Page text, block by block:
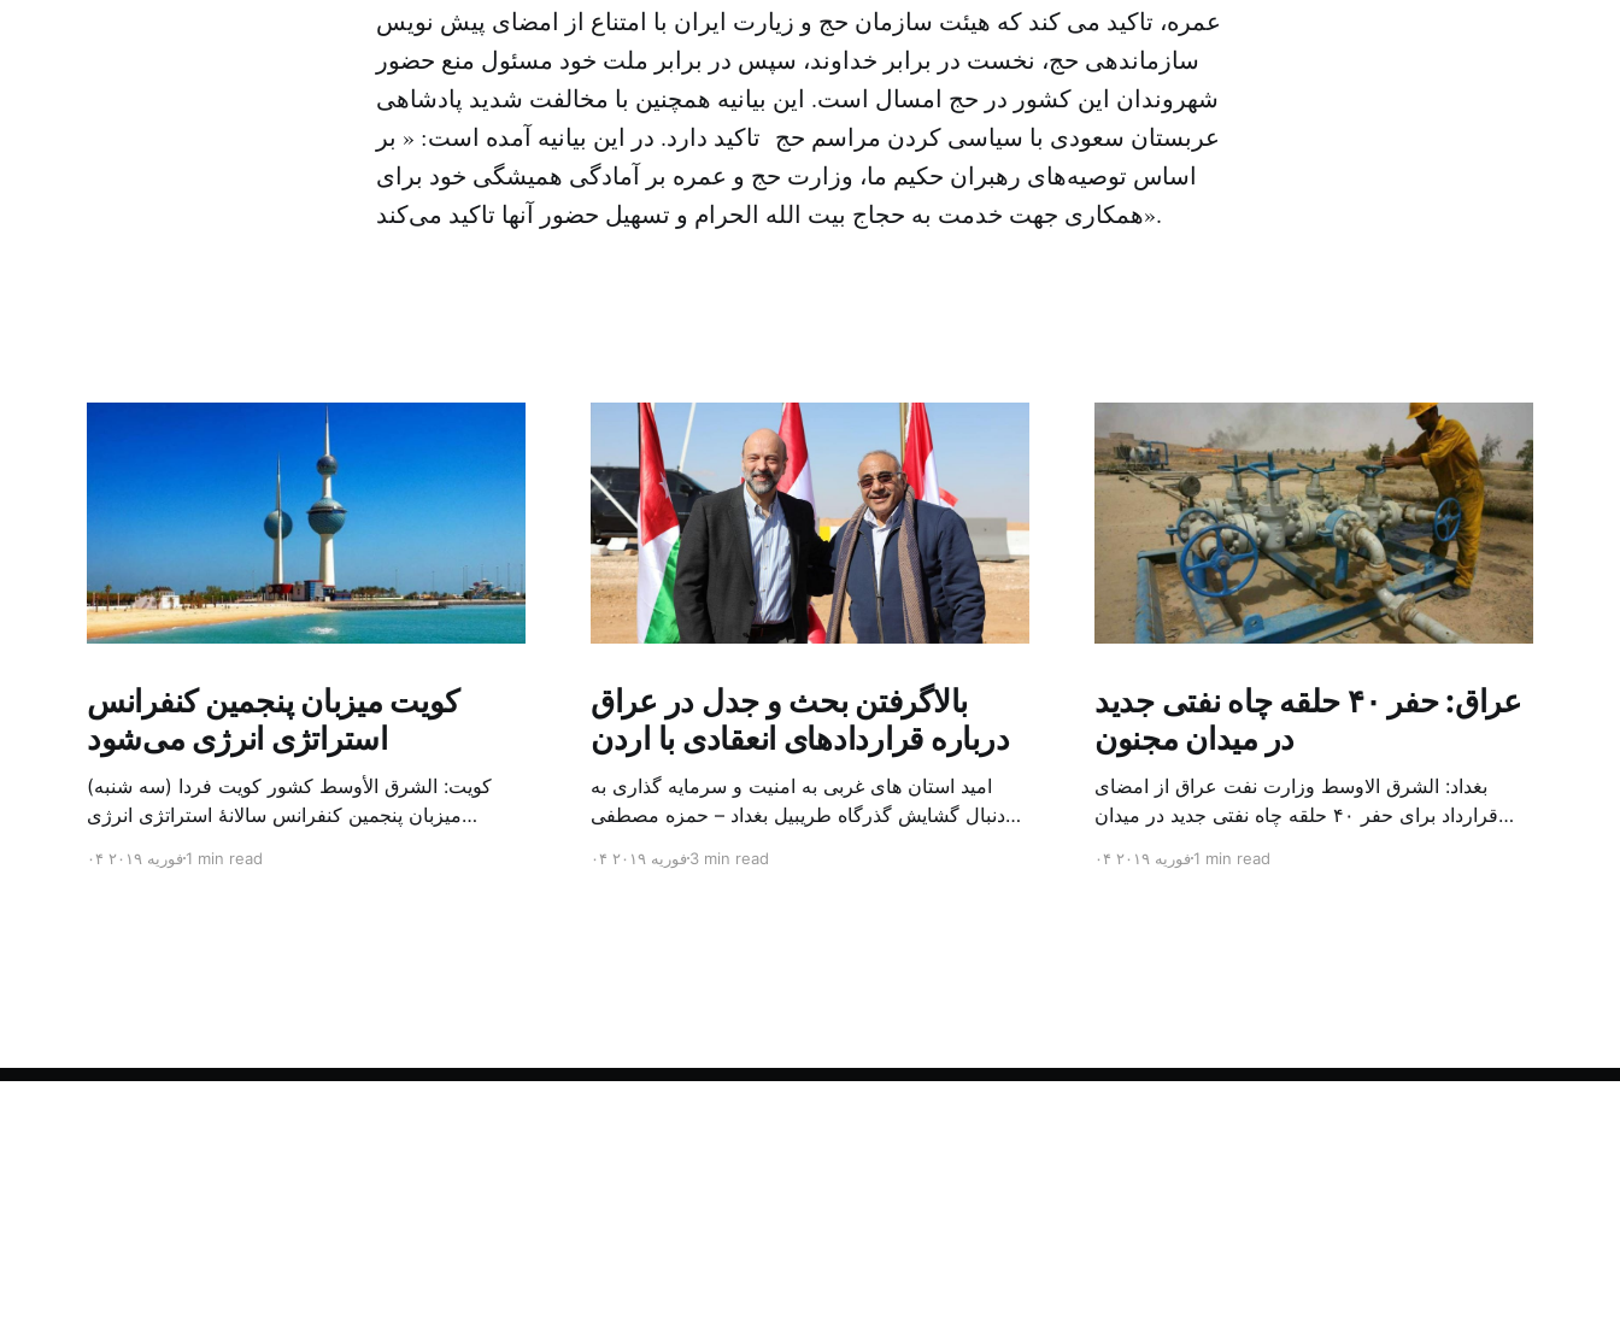
عمره، تاکید می کند که هیئت سازمان حج و زیارت ایران با امتناع از امضای پیش نویس
سازماندهی حج، نخست در برابر خداوند، سپس در برابر ملت خود مسئول منع حضور
شهروندان این کشور در حج امسال است. این بیانیه همچنین با مخالفت شدید پادشاهی
عربستان سعودی با سیاسی کردن مراسم حج تاکید دارد. در این بیانیه آمده است: « بر
اساس توصیه‌های رهبران حکیم ما، وزارت حج و عمره بر آمادگی همیشگی خود برای
همکاری جهت خدمت به حجاج بیت الله الحرام و تسهیل حضور آنها تاکید می‌کند».
کویت میزبان پنجمین کنفرانس
استراتژی انرژی می‌شود
کویت: الشرق الأوسط کشور کویت فردا (سه شنبه)
میزبان پنجمین کنفرانس سالانهٔ استراتژی انرژی
الشرق الاوسط، حدود ۳۰۰ متخصص از شرکت‌های
۰۴ فوریه ۲۰۱۹1 min read
بالاگرفتن بحث و جدل در عراق
درباره قراردادهای انعقادی با اردن
امید استان های غربی به امنیت و سرمایه گذاری به
دنبال گشایش گذرگاه طریبیل بغداد – حمزه مصطفی
طریبیل توسط عادل عبد المهدی نخست وزیر عراق و
۰۴ فوریه ۲۰۱۹3 min read
عراق: حفر ۴۰ حلقه چاه نفتی جدید
در میدان مجنون
بغداد: الشرق الاوسط وزارت نفت عراق از امضای
قرارداد برای حفر ۴۰ حلقه چاه نفتی جدید در میدان
محمد خضیر مدعامل شرکت حفاری عراق روز یکشنبه
۰۴ فوریه ۲۰۱۹1 min read